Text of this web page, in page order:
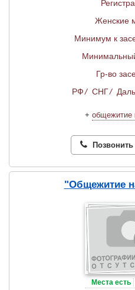
Женские
Минимум к
Гр-во
РФ/ СНГ/
+ общежитие
"Общежитие
Места есть